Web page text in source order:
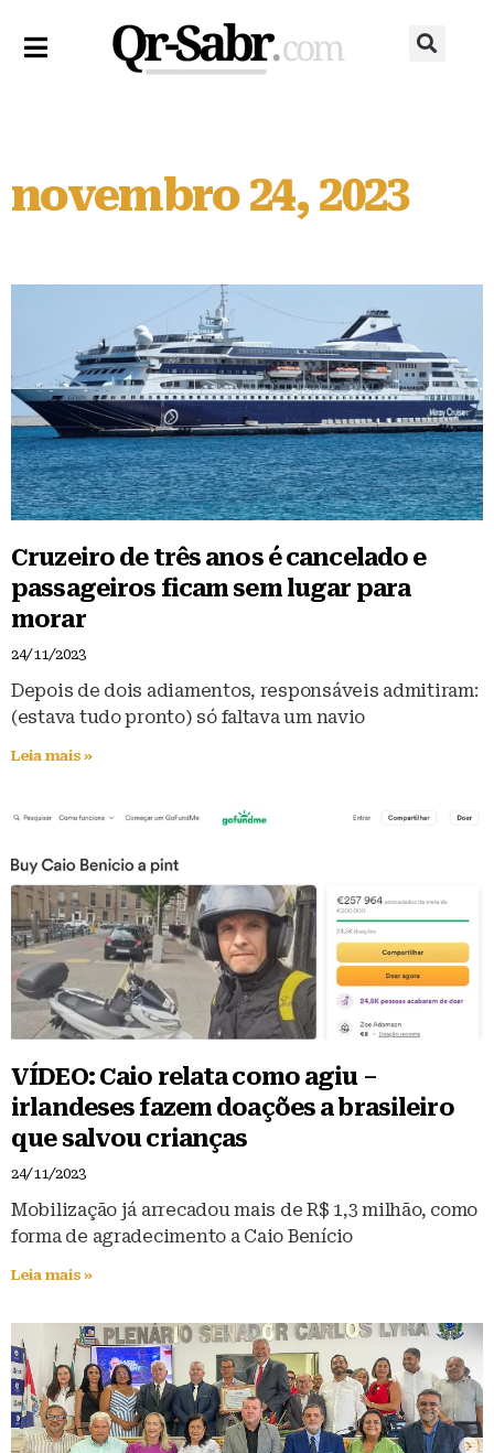
novembro 24, 2023
Cruzeiro de três anos é cancelado e
passageiros ficam sem lugar para
morar
24/11/2023
Depois de dois adiamentos, responsáveis admitiram:
(estava tudo pronto) só faltava um navio
Leia mais »
VÍDEO: Caio relata como agiu –
irlandeses fazem doações a brasileiro
que salvou crianças
24/11/2023
Mobilização já arrecadou mais de R$ 1,3 milhão, como
forma de agradecimento a Caio Benício
Leia mais »